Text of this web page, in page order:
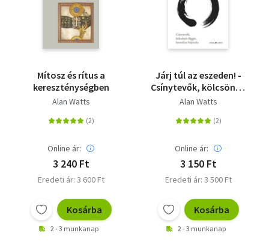
Mítosz és rítus a
kereszténységben
Alan Watts
Online ár:
3 240 Ft
Eredeti ár: 3 600 Ft
Kosárba
2 - 3 munkanap
Járj túl az eszeden! -
Csínytevők, kölcsönös
függés, kozmikus
Alan Watts
Online ár:
3 150 Ft
Eredeti ár: 3 500 Ft
Kosárba
2 - 3 munkanap